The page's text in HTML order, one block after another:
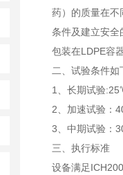
药）的质量在不
条件及建立安全
包装在LDPE容
二、试验条件如
1、长期试验
2、加速试验：
3、中期试验：
三、执行标准
设备满足